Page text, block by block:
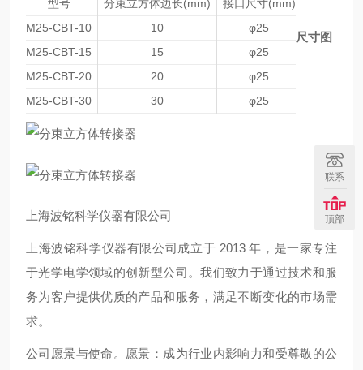
型号 分束立方体边长(mm)
接口尺寸(mm)
M25-CBT-10
10
φ25
M25-CBT-15
15
φ25
M25-CBT-20
20
φ25
M25-CBT-30
30 φ25
尺寸图
上海波铭科学仪器有限公司
上海波铭科学仪器有限公司成立于 2013 年，是一家专注
于光学电学领域的创新型公司。我们致力于通过技术和服
务为客户提供优质的产品和服务，满足不断变化的市场需
求。
公司愿景与使命。愿景：成为行业内影响力和受尊敬的公
联系
顶部